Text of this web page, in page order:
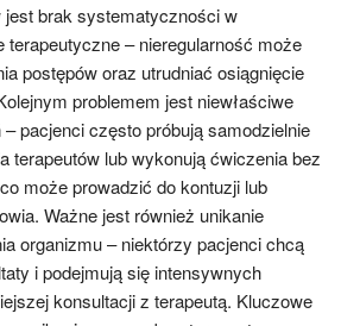
jest brak systematyczności w
terapeutyczne – nieregularność może
postępów oraz utrudniać osiągnięcie
problemem jest niewłaściwe
pacjenci często próbują samodzielnie
terapeutów lub wykonują ćwiczenia bez
może prowadzić do kontuzji lub
Ważne jest również unikanie
organizmu – niektórzy pacjenci chcą
i podejmują się intensywnych
konsultacji z terapeutą. Kluczowe